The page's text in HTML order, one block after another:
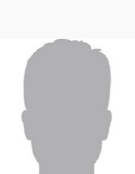
Profesor Begum
Founder Organization representative